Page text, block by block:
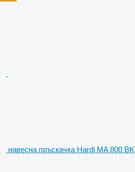
навесна пръскачка Hardi MA 800 BK